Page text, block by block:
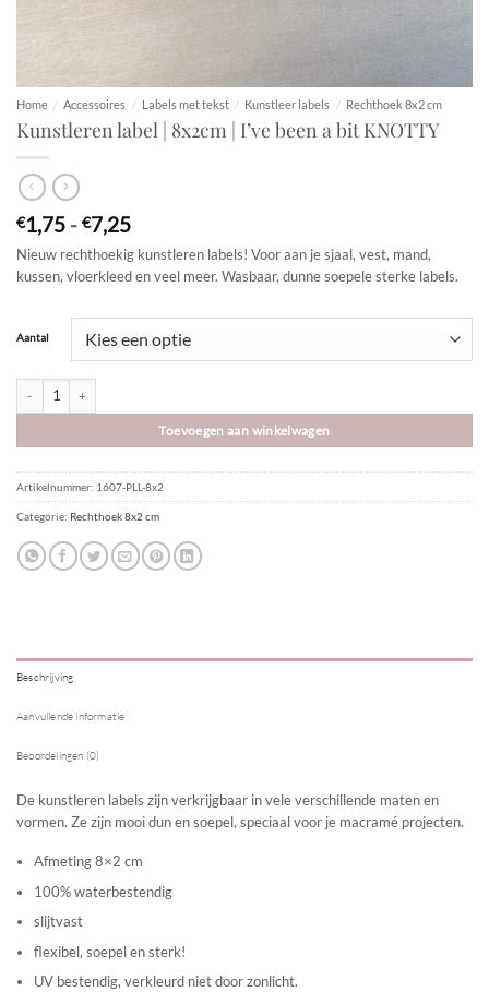
Home / Accessoires / Labels met tekst / Kunstleer labels / Rechthoek 8x2 cm
Kunstleren label | 8x2cm | I’ve been a bit KNOTTY
€1,75 - €7,25Prijsklasse:
€1,75
tot
€7,25
Nieuw rechthoekig kunstleren labels! Voor aan je sjaal, vest, mand,
kussen, vloerkleed en veel meer. Wasbaar, dunne soepele sterke labels.
Aantal
Kunstleren label | 8x2cm | I've been a bit KNOTTY aantal
Toevoegen aan winkelwagen
Artikelnummer: 1607-PLL-8x2
Categorie: Rechthoek 8x2 cm
Beschrijving
Aanvullende informatie
Beoordelingen (0)
De kunstleren labels zijn verkrijgbaar in vele verschillende maten en
vormen. Ze zijn mooi dun en soepel, speciaal voor je macramé projecten.
Afmeting 8×2 cm
100% waterbestendig
slijtvast
flexibel, soepel en sterk!
UV bestendig, verkleurd niet door zonlicht.